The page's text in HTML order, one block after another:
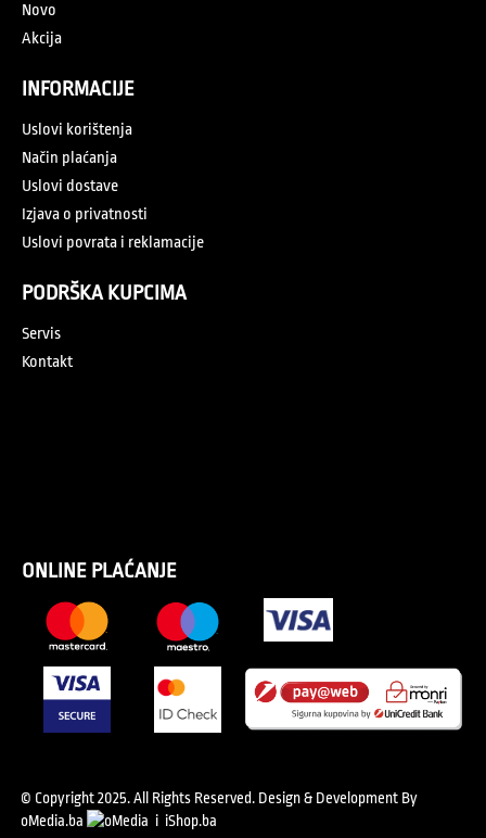
Novo
Akcija
INFORMACIJE
Uslovi korištenja
Način plaćanja
Uslovi dostave
Izjava o privatnosti
Uslovi povrata i reklamacije
PODRŠKA KUPCIMA
Servis
Kontakt
ONLINE PLAĆANJE
© Copyright 2025. All Rights Reserved. Design & Development By
oMedia.ba
i iShop.ba